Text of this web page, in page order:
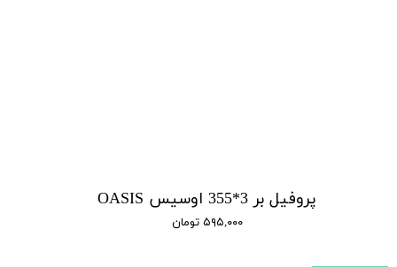
پروفیل بر 3*355 اوسیس OASIS
۵۹۵,۰۰۰ تومان